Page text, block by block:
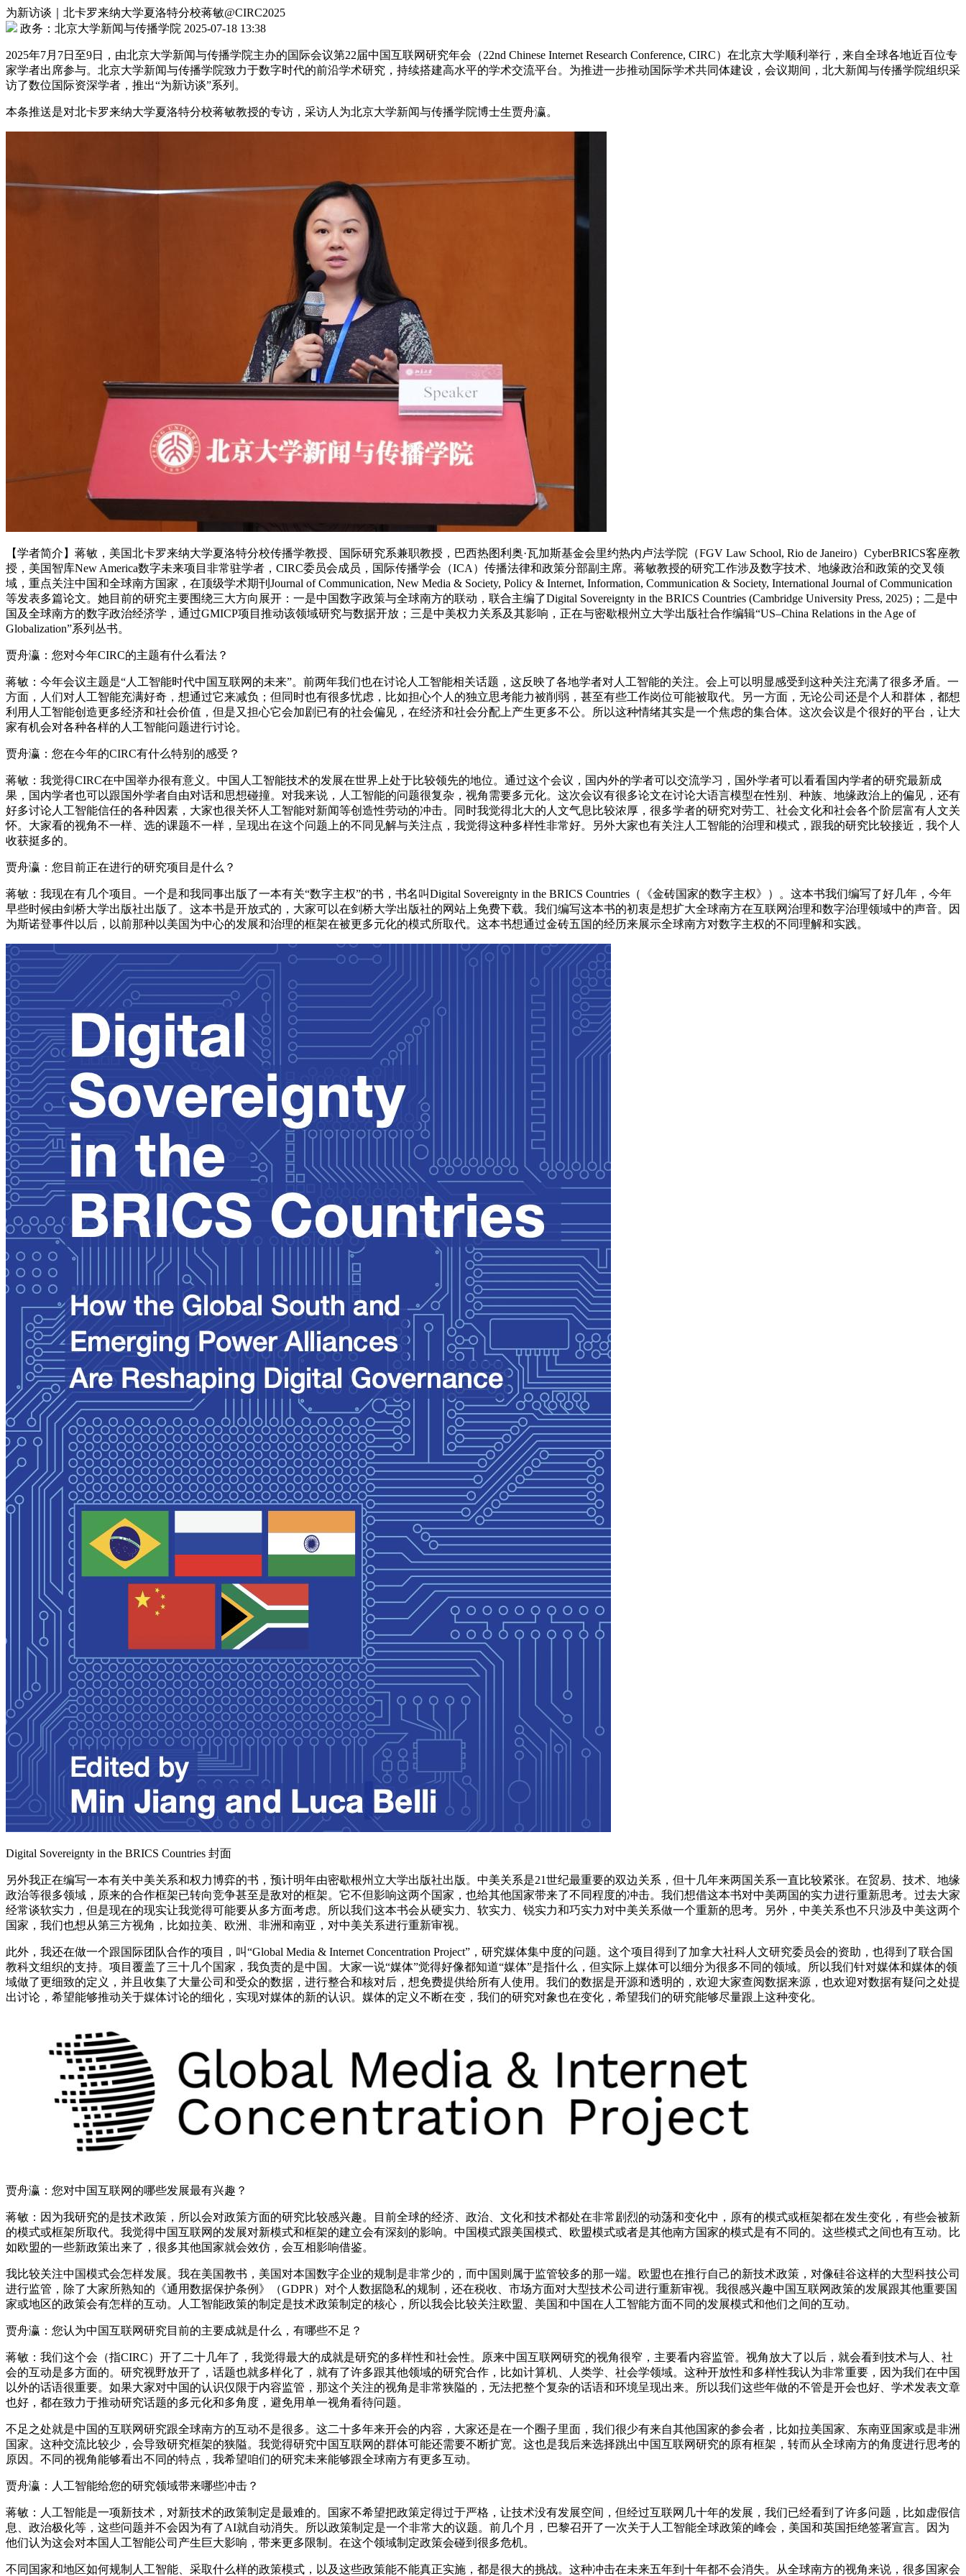
为新访谈｜北卡罗来纳大学夏洛特分校蒋敏@CIRC2025
政务：北京大学新闻与传播学院 2025-07-18 13:38
2025年7月7日至9日，由北京大学新闻与传播学院主办的国际会议第22届中国互联网研究年会（22nd Chinese Internet Research Conference, CIRC）在北京大学顺利举行，来自全球各地近百位专
家学者出席参与。北京大学新闻与传播学院致力于数字时代的前沿学术研究，持续搭建高水平的学术交流平台。为推进一步推动国际学术共同体建设，会议期间，北大新闻与传播学院组织采
访了数位国际资深学者，推出“为新访谈”系列。
本条推送是对北卡罗来纳大学夏洛特分校蒋敏教授的专访，采访人为北京大学新闻与传播学院博士生贾舟瀛。
【学者简介】蒋敏，美国北卡罗来纳大学夏洛特分校传播学教授、国际研究系兼职教授，巴西热图利奥·瓦加斯基金会里约热内卢法学院（FGV Law School, Rio de Janeiro）CyberBRICS客座教
授，美国智库New America数字未来项目非常驻学者，CIRC委员会成员，国际传播学会（ICA）传播法律和政策分部副主席。蒋敏教授的研究工作涉及数字技术、地缘政治和政策的交叉领
域，重点关注中国和全球南方国家，在顶级学术期刊Journal of Communication, New Media & Society, Policy & Internet, Information, Communication & Society, International Journal of Communication
等发表多篇论文。她目前的研究主要围绕三大方向展开：一是中国数字政策与全球南方的联动，联合主编了Digital Sovereignty in the BRICS Countries (Cambridge University Press, 2025)；二是中
国及全球南方的数字政治经济学，通过GMICP项目推动该领域研究与数据开放；三是中美权力关系及其影响，正在与密歇根州立大学出版社合作编辑“US‒China Relations in the Age of
Globalization”系列丛书。
贾舟瀛：您对今年CIRC的主题有什么看法？
蒋敏：今年会议主题是“人工智能时代中国互联网的未来”。前两年我们也在讨论人工智能相关话题，这反映了各地学者对人工智能的关注。会上可以明显感受到这种关注充满了很多矛盾。一
方面，人们对人工智能充满好奇，想通过它来减负；但同时也有很多忧虑，比如担心个人的独立思考能力被削弱，甚至有些工作岗位可能被取代。另一方面，无论公司还是个人和群体，都想
利用人工智能创造更多经济和社会价值，但是又担心它会加剧已有的社会偏见，在经济和社会分配上产生更多不公。所以这种情绪其实是一个焦虑的集合体。这次会议是个很好的平台，让大
家有机会对各种各样的人工智能问题进行讨论。
贾舟瀛：您在今年的CIRC有什么特别的感受？
蒋敏：我觉得CIRC在中国举办很有意义。中国人工智能技术的发展在世界上处于比较领先的地位。通过这个会议，国内外的学者可以交流学习，国外学者可以看看国内学者的研究最新成
果，国内学者也可以跟国外学者自由对话和思想碰撞。对我来说，人工智能的问题很复杂，视角需要多元化。这次会议有很多论文在讨论大语言模型在性别、种族、地缘政治上的偏见，还有
好多讨论人工智能信任的各种因素，大家也很关怀人工智能对新闻等创造性劳动的冲击。同时我觉得北大的人文气息比较浓厚，很多学者的研究对劳工、社会文化和社会各个阶层富有人文关
怀。大家看的视角不一样、选的课题不一样，呈现出在这个问题上的不同见解与关注点，我觉得这种多样性非常好。另外大家也有关注人工智能的治理和模式，跟我的研究比较接近，我个人
收获挺多的。
贾舟瀛：您目前正在进行的研究项目是什么？
蒋敏：我现在有几个项目。一个是和我同事出版了一本有关“数字主权”的书，书名叫Digital Sovereignty in the BRICS Countries（《金砖国家的数字主权》）。这本书我们编写了好几年，今年
早些时候由剑桥大学出版社出版了。这本书是开放式的，大家可以在剑桥大学出版社的网站上免费下载。我们编写这本书的初衷是想扩大全球南方在互联网治理和数字治理领域中的声音。因
为斯诺登事件以后，以前那种以美国为中心的发展和治理的框架在被更多元化的模式所取代。这本书想通过金砖五国的经历来展示全球南方对数字主权的不同理解和实践。
Digital Sovereignty in the BRICS Countries 封面
另外我正在编写一本有关中美关系和权力博弈的书，预计明年由密歇根州立大学出版社出版。中美关系是21世纪最重要的双边关系，但十几年来两国关系一直比较紧张。在贸易、技术、地缘
政治等很多领域，原来的合作框架已转向竞争甚至是敌对的框架。它不但影响这两个国家，也给其他国家带来了不同程度的冲击。我们想借这本书对中美两国的实力进行重新思考。过去大家
经常谈软实力，但是现在的现实让我觉得可能要从多方面考虑。所以我们这本书会从硬实力、软实力、锐实力和巧实力对中美关系做一个重新的思考。另外，中美关系也不只涉及中美这两个
国家，我们也想从第三方视角，比如拉美、欧洲、非洲和南亚，对中美关系进行重新审视。
此外，我还在做一个跟国际团队合作的项目，叫“Global Media & Internet Concentration Project”，研究媒体集中度的问题。这个项目得到了加拿大社科人文研究委员会的资助，也得到了联合国
教科文组织的支持。项目覆盖了三十几个国家，我负责的是中国。大家一说“媒体”觉得好像都知道“媒体”是指什么，但实际上媒体可以细分为很多不同的领域。所以我们针对媒体和媒体的领
域做了更细致的定义，并且收集了大量公司和受众的数据，进行整合和核对后，想免费提供给所有人使用。我们的数据是开源和透明的，欢迎大家查阅数据来源，也欢迎对数据有疑问之处提
出讨论，希望能够推动关于媒体讨论的细化，实现对媒体的新的认识。媒体的定义不断在变，我们的研究对象也在变化，希望我们的研究能够尽量跟上这种变化。
贾舟瀛：您对中国互联网的哪些发展最有兴趣？
蒋敏：因为我研究的是技术政策，所以会对政策方面的研究比较感兴趣。目前全球的经济、政治、文化和技术都处在非常剧烈的动荡和变化中，原有的模式或框架都在发生变化，有些会被新
的模式或框架所取代。我觉得中国互联网的发展对新模式和框架的建立会有深刻的影响。中国模式跟美国模式、欧盟模式或者是其他南方国家的模式是有不同的。这些模式之间也有互动。比
如欧盟的一些新政策出来了，很多其他国家就会效仿，会互相影响借鉴。
我比较关注中国模式会怎样发展。我在美国教书，美国对本国数字企业的规制是非常少的，而中国则属于监管较多的那一端。欧盟也在推行自己的新技术政策，对像硅谷这样的大型科技公司
进行监管，除了大家所熟知的《通用数据保护条例》（GDPR）对个人数据隐私的规制，还在税收、市场方面对大型技术公司进行重新审视。我很感兴趣中国互联网政策的发展跟其他重要国
家或地区的政策会有怎样的互动。人工智能政策的制定是技术政策制定的核心，所以我会比较关注欧盟、美国和中国在人工智能方面不同的发展模式和他们之间的互动。
贾舟瀛：您认为中国互联网研究目前的主要成就是什么，有哪些不足？
蒋敏：我们这个会（指CIRC）开了二十几年了，我觉得最大的成就是研究的多样性和社会性。原来中国互联网研究的视角很窄，主要看内容监管。视角放大了以后，就会看到技术与人、社
会的互动是多方面的。研究视野放开了，话题也就多样化了，就有了许多跟其他领域的研究合作，比如计算机、人类学、社会学领域。这种开放性和多样性我认为非常重要，因为我们在中国
以外的话语很重要。如果大家对中国的认识仅限于内容监管，那这个关注的视角是非常狭隘的，无法把整个复杂的话语和环境呈现出来。所以我们这些年做的不管是开会也好、学术发表文章
也好，都在致力于推动研究话题的多元化和多角度，避免用单一视角看待问题。
不足之处就是中国的互联网研究跟全球南方的互动不是很多。这二十多年来开会的内容，大家还是在一个圈子里面，我们很少有来自其他国家的参会者，比如拉美国家、东南亚国家或是非洲
国家。这种交流比较少，会导致研究框架的狭隘。我觉得研究中国互联网的群体可能还需要不断扩宽。这也是我后来选择跳出中国互联网研究的原有框架，转而从全球南方的角度进行思考的
原因。不同的视角能够看出不同的特点，我希望咱们的研究未来能够跟全球南方有更多互动。
贾舟瀛：人工智能给您的研究领域带来哪些冲击？
蒋敏：人工智能是一项新技术，对新技术的政策制定是最难的。国家不希望把政策定得过于严格，让技术没有发展空间，但经过互联网几十年的发展，我们已经看到了许多问题，比如虚假信
息、政治极化等，这些问题并不会因为有了AI就自动消失。所以政策制定是一个非常大的议题。前几个月，巴黎召开了一次关于人工智能全球政策的峰会，美国和英国拒绝签署宣言。因为
他们认为这会对本国人工智能公司产生巨大影响，带来更多限制。在这个领域制定政策会碰到很多危机。
不同国家和地区如何规制人工智能、采取什么样的政策模式，以及这些政策能不能真正实施，都是很大的挑战。这种冲击在未来五年到十年都不会消失。从全球南方的视角来说，很多国家会